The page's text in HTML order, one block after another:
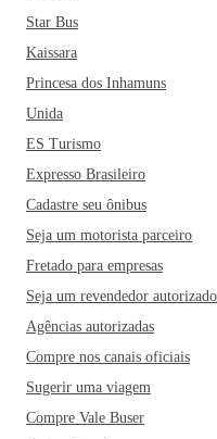
Star Bus
Kaissara
Princesa dos Inhamuns
Unida
ES Turismo
Expresso Brasileiro
Cadastre seu ônibus
Seja um motorista parceiro
Fretado para empresas
Seja um revendedor autorizado
Agências autorizadas
Compre nos canais oficiais
Sugerir uma viagem
Compre Vale Buser